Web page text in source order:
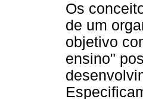
Os
de um
objetivo
ensino"